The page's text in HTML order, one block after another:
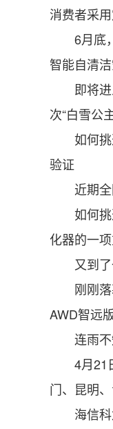
消费者采
6月底，
智能自清
即将进入
次“白雪公
如何挑
验证
近期全
如何挑
化器的一
又到了
刚刚落
AWD智远
连雨不
4月21日
门、昆明
海信科龙